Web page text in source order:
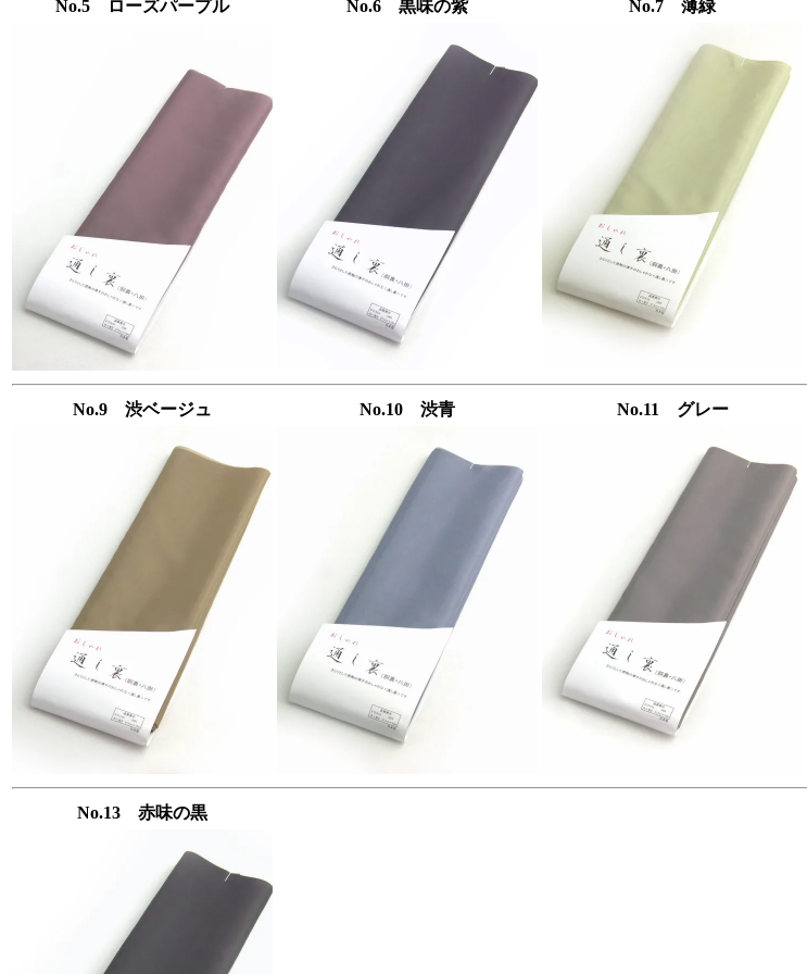
No.5 ローズパープル No.6 黒味の紫 No.7 薄緑
No.9 渋ベージュ No.10 渋青 No.11 グレー
No.13 赤味の黒